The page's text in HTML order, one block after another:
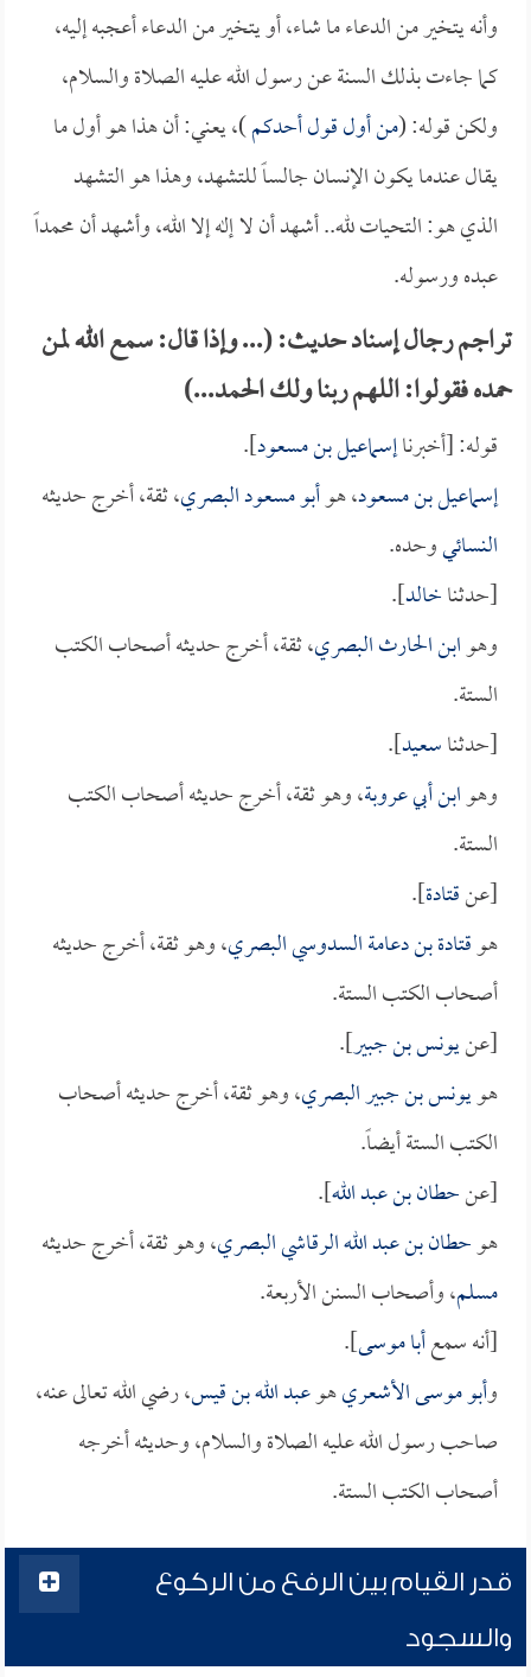
وأنه يتخير من الدعاء ما شاء، أو يتخير من الدعاء أعجبه إليه،
كما جاءت بذلك السنة عن رسول الله عليه الصلاة والسلام،
ولكن قوله: (من أول قول أحدكم)، يعني: أن هذا هو أول ما
يقال عندما يكون الإنسان جالساً للتشهد، وهذا هو التشهد
الذي هو: التحيات لله.. أشهد أن لا إله إلا الله، وأشهد أن محمداً
عبده ورسوله.
تراجم رجال إسناد حديث: (... وإذا قال: سمع الله لمن
حمده فقولوا: اللهم ربنا ولك الحمد...)
قوله: [أخبرناإسماعيل بن مسعود].
إسماعيل بن مسعود، هوأبو مسعود البصري، ثقة، أخرج حديثه
النسائيوحده.
[حدثناخالد].
وهوابن الحارث البصري، ثقة، أخرج حديثه أصحاب الكتب
الستة.
[حدثناسعيد].
وهوابن أبي عروبة، وهو ثقة، أخرج حديثه أصحاب الكتب
الستة.
[عنقتادة].
هوقتادة بن دعامة السدوسي البصري، وهو ثقة، أخرج حديثه
أصحاب الكتب الستة.
[عنيونس بن جبير].
هويونس بن جبير البصري، وهو ثقة، أخرج حديثه أصحاب
الكتب الستة أيضاً.
[عنحطان بن عبد الله].
هوحطان بن عبد الله الرقاشي البصري، وهو ثقة، أخرج حديثه
مسلم، وأصحاب السنن الأربعة.
[أنه سمعأبا موسى].
وأبو موسى الأشعريهوعبد الله بن قيس، رضي الله تعالى عنه،
صاحب رسول الله عليه الصلاة والسلام، وحديثه أخرجه
أصحاب الكتب الستة.
قدر القيام بين الرفع من الركوع
والسجود